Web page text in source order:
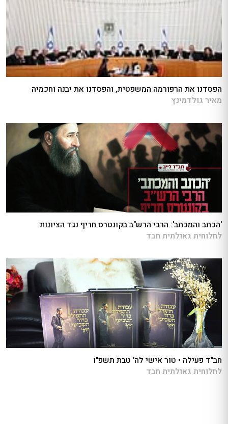
הפסדנו את הרפורמה המשפטית, והפסדנו את יבנה וחכמיה
מאיר גולדמינץ
'הכתב והמכתב': הרבי הרש"ב בקונטרס חריף נגד הציונות
לחלוחית גאולתית חבד
חב"ד פעילה • טור אישי לה' טבת תשפ"ו
לחלוחית גאולתית חבד